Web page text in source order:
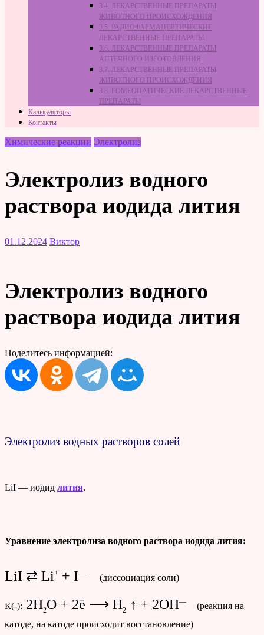
3.4. ЛЕКАРСТВЕННЫЕ ПРЕПАРАТЫ
ЖИВОТНОГО ПРОИСХОЖДЕНИЯ
3.5. РАДИОФАРМАЦЕВТИЧЕСКИЕ
ЛЕКАРСТВЕННЫЕ ПРЕПАРАТЫ
3.6. ЛЕКАРСТВЕННЫЕ ПРЕПАРАТЫ
АПТЕЧНОГО ИЗГОТОВЛЕНИЯ
3.7. ЛЕКАРСТВЕННЫЕ ПРЕПАРАТЫ
ЖИВОТНОГО ПРОИСХОЖДЕНИЯ
3.8. ГОМЕОПАТИЧЕСКИЕ ЛЕКАРСТВЕННЫЕ
ПРЕПАРАТЫ
Калькуляторы
Контакты
Химические реакции Электролиз
Электролиз водного
раствора иодида лития
01.12.2024 Виктор
Электролиз водного
раствора иодида лития
Поделитесь информацией:
Электролиз водных растворов солей
LiI — иодид лития.
Уравнение электролиза водного раствора иодида лития:
LiI ⇄ Li+ + I— (диссоциация соли)
К(-): 2H2O + 2ē ⟶ H2 ↑ + 2OH—
(реакция на
катоде, на катоде происходит восстановление)